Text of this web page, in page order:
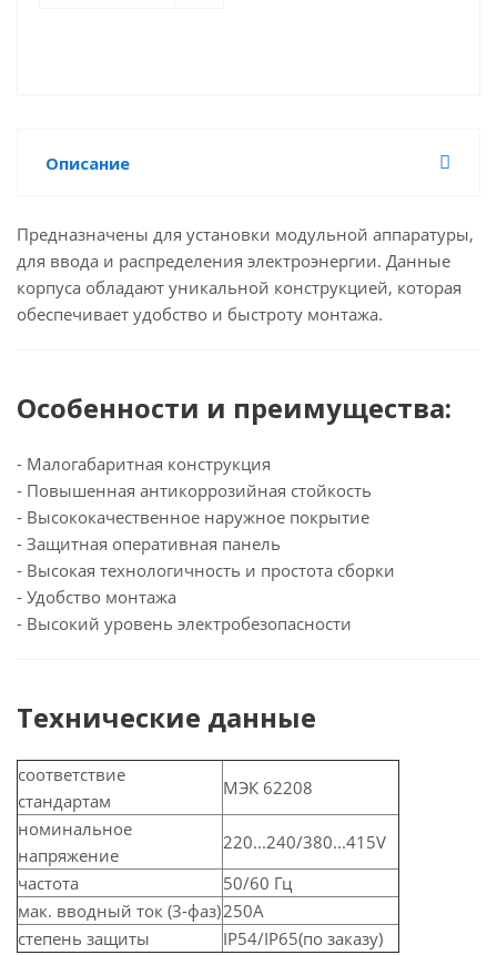
Описание
Предназначены для установки модульной аппаратуры,
для ввода и распределения электроэнергии. Данные
корпуса обладают уникальной конструкцией, которая
обеспечивает удобство и быстроту монтажа.
Особенности и преимущества:
- Малогабаритная конструкция
- Повышенная антикоррозийная стойкость
- Высококачественное наружное покрытие
- Защитная оперативная панель
- Высокая технологичность и простота сборки
- Удобство монтажа
- Высокий уровень электробезопасности
Технические данные
соответствие
стандартам
МЭК 62208
номинальное
напряжение
220...240/380...415V
частота
50/60 Гц
мак. вводный ток (3-фаз)250A
степень защиты
IP54/IP65(по заказу)